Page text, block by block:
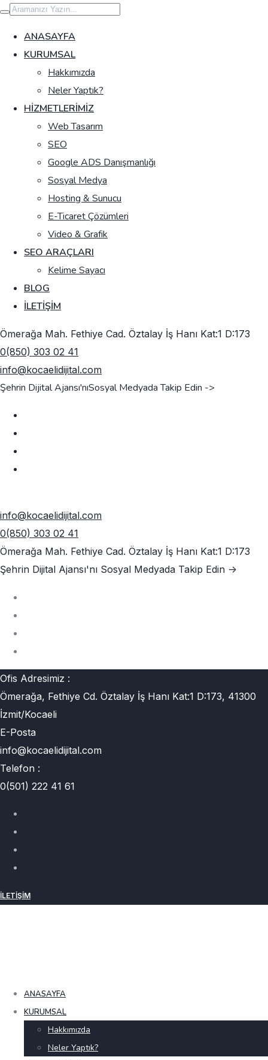
İçeriğe
geç
ANASAYFA
KURUMSAL
Hakkımızda
Neler Yaptık?
HIZMETLERIMIZ
Web Tasarım
SEO
Google ADS Danışmanlığı
Sosyal Medya
Hosting & Sunucu
E-Ticaret Çözümleri
Video & Grafik
SEO ARAÇLARI
Kelime Sayacı
BLOG
İLETIŞIM
Ömerağa Mah. Fethiye Cad. Öztalay İş Hanı Kat:1 D:173
0(850) 303 02 41
info@kocaelidijital.com
Şehrin Dijital Ajansı'nıSosyal Medyada Takip Edin ->
info@kocaelidijital.com
0(850) 303 02 41
Ömerağa Mah. Fethiye Cad. Öztalay İş Hanı Kat:1 D:173
Şehrin Dijital Ajansı'nı Sosyal Medyada Takip Edin ->
Ofis Adresimiz :
Ömerağa, Fethiye Cd. Öztalay İş Hanı Kat:1 D:173, 41300
İzmit/Kocaeli
E-Posta
info@kocaelidijital.com
Telefon :
0(501) 222 41 61
İLETIŞIM
ANASAYFA
KURUMSAL
Hakkımızda
Neler Yaptık?